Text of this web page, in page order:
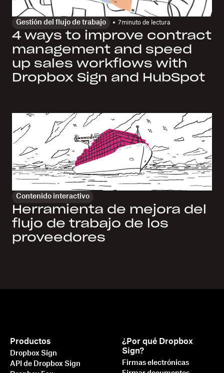
Gestión del flujo de trabajo 7minuto de lectura
4 ways to improve contract
management and speed
up sales workflows with
Dropbox Sign and HubSpot
Contenido interactivo
Herramienta de mejora del
flujo de trabajo de los
proveedores
Productos
Dropbox Sign
API de Dropbox Sign
¿Por qué Dropbox
Sign?
Firmas electrónicas